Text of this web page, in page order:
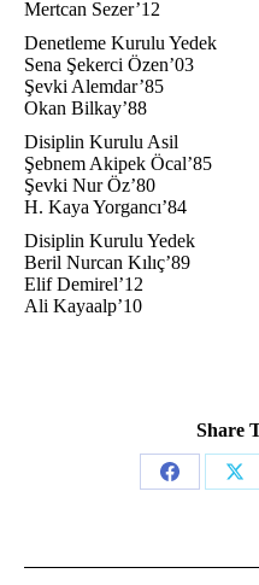
Mertcan Sezer’12
Denetleme Kurulu Yedek
Sena Şekerci Özen’03
Şevki Alemdar’85
Okan Bilkay’88
Disiplin Kurulu Asil
Şebnem Akipek Öcal’85
Şevki Nur Öz’80
H. Kaya Yorgancı’84
Disiplin Kurulu Yedek
Beril Nurcan Kılıç’89
Elif Demirel’12
Ali Kayaalp’10
Share
Share